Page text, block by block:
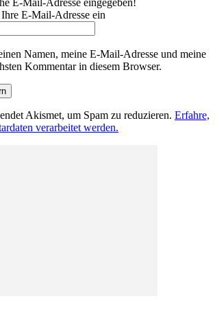
E-Mail-Adresse ein
Namen, meine E-Mail-Adresse und meine
Kommentar in diesem Browser.
Akismet, um Spam zu reduzieren. Erfahre,
verarbeitet werden.